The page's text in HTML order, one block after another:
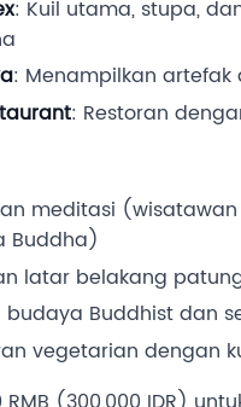
: Kuil utama, stupa,
: Menampilkan
: Restoran
meditasi
Buddha)
latar belakang
Buddhist dan
vegetarian dengan